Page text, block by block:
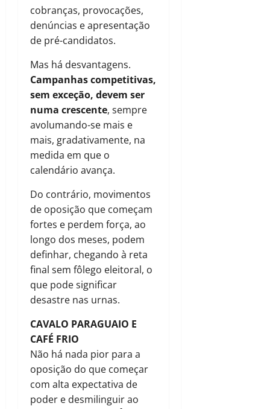
cobranças, provocações,
denúncias e apresentação
de pré-candidatos.
Mas há desvantagens.
Campanhas competitivas,
sem exceção, devem ser
numa crescente, sempre
avolumando-se mais e
mais, gradativamente, na
medida em que o
calendário avança.
Do contrário, movimentos
de oposição que começam
fortes e perdem força, ao
longo dos meses, podem
definhar, chegando à reta
final sem fôlego eleitoral, o
que pode significar
desastre nas urnas.
CAVALO PARAGUAIO E
CAFÉ FRIO
Não há nada pior para a
oposição do que começar
com alta expectativa de
poder e desmilinguir ao